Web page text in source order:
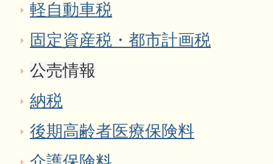
軽自動車税
固定資産税・都市計画税
公売情報
納税
後期高齢者医療保険料